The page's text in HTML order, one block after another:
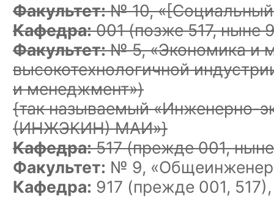
Факультет:№ 10, «
Кафедра:001(позже 517, ныне
Факультет:№ 5, «Экономика и
высокотехнологичной
и менеджмент»)
{так называемый «Инженерно-
(ИНЖЭКИН) МАИ»}
Кафедра:517(прежде 001,
Факультет: № 9,
Кафедра: 917 (прежде 001,